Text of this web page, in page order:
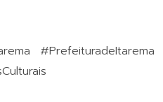
#PrefeituradeItarema